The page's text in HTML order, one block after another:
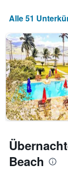
Alle 51
Beach